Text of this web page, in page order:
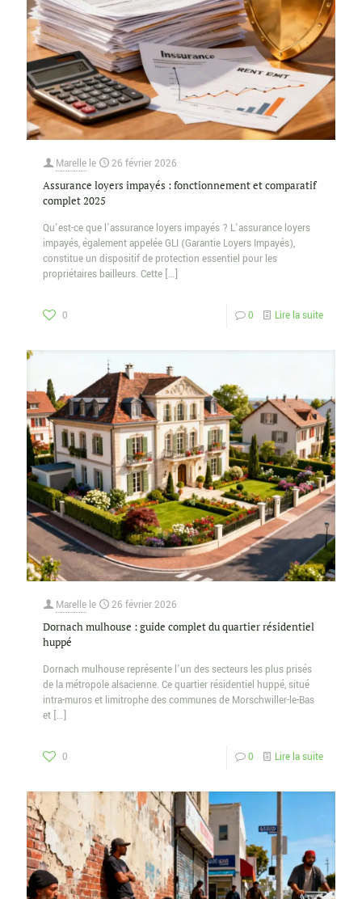
Marelle le 26 février 2026
Assurance loyers impayés : fonctionnement et comparatif
complet 2025
Qu’est-ce que l’assurance loyers impayés ? L’assurance loyers
impayés, également appelée GLI (Garantie Loyers Impayés),
constitue un dispositif de protection essentiel pour les
propriétaires bailleurs. Cette […]
0 0 Lire la suite
Marelle le 26 février 2026
Dornach mulhouse : guide complet du quartier résidentiel
huppé
Dornach mulhouse représente l’un des secteurs les plus prisés
de la métropole alsacienne. Ce quartier résidentiel huppé, situé
intra-muros et limitrophe des communes de Morschwiller-le-Bas
et […]
0 0 Lire la suite